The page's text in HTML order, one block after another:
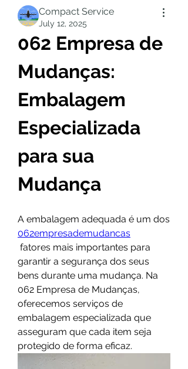
Compact Service
July 12, 2025
062 Empresa de
Mudanças:
Embalagem
Especializada
para sua
Mudança
062empresademudancas
garantir a segurança dos seus
bens durante uma mudança. Na
062 Empresa de Mudanças,
oferecemos serviços de
embalagem especializada que
asseguram que cada item seja
protegido de forma eficaz.